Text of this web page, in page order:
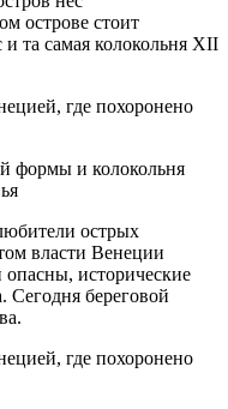
острове стоит
та самая колокольня XII
формы и колокольня
острых
власти Венеции
опасны, исторические
Сегодня береговой